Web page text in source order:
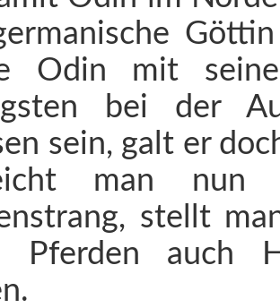
Odin mit
bei der
sein, galt er
man nun
stellt
Pferden auch